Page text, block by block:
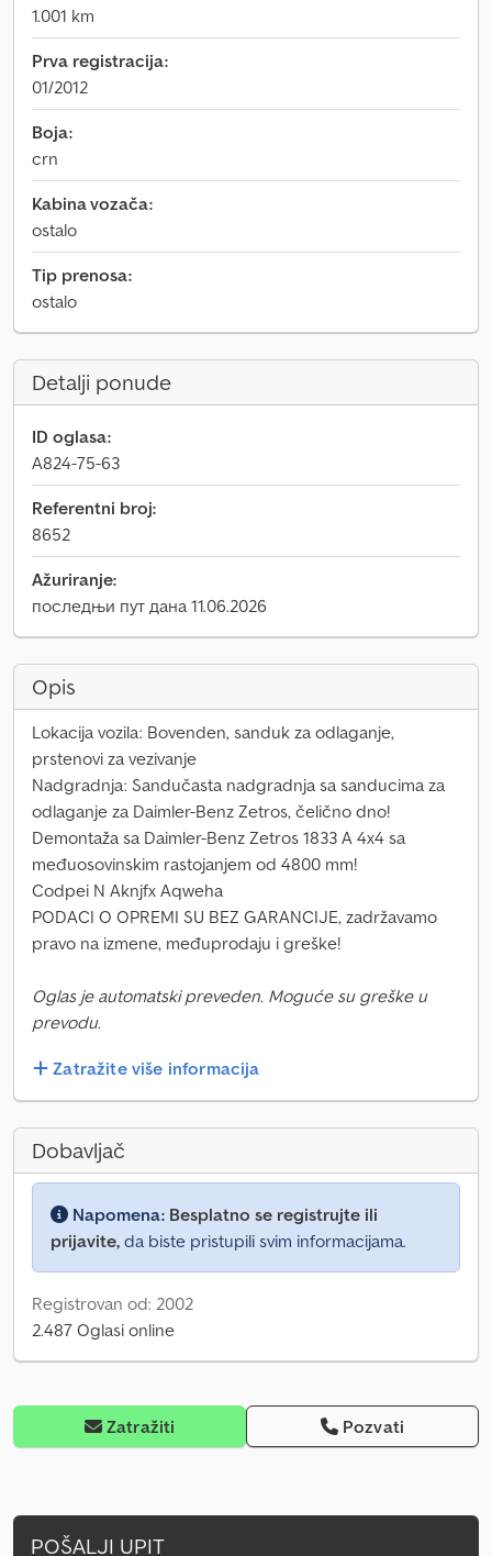
1.001 km
Prva registracija:
01/2012
Boja:
crn
Kabina vozača:
ostalo
Tip prenosa:
ostalo
Detalji ponude
ID oglasa:
A824-75-63
Referentni broj:
8652
Ažuriranje:
последњи пут дана 11.06.2026
Opis
Lokacija vozila: Bovenden, sanduk za odlaganje,
prstenovi za vezivanje
Nadgradnja: Sandučasta nadgradnja sa sanducima za
odlaganje za Daimler-Benz Zetros, čelično dno!
Demontaža sa Daimler-Benz Zetros 1833 A 4x4 sa
međuosovinskim rastojanjem od 4800 mm!
Codpei N Aknjfx Aqweha
PODACI O OPREMI SU BEZ GARANCIJE, zadržavamo
pravo na izmene, međuprodaju i greške!
Oglas je automatski preveden. Moguće su greške u
prevodu.
Zatražite više informacija
Dobavljač
Napomena: Besplatno se registrujte ili
prijavite, da biste pristupili svim informacijama.
Registrovan od: 2002
2.487 Oglasi online
Zatražiti Pozvati
POŠALJI UPIT